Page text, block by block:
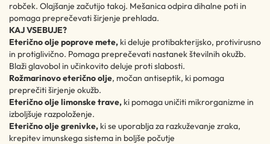
robček. Olajšanje začutijo takoj. Mešanica odpira dihalne poti in
pomaga preprečevati širjenje prehlada.
KAJ VSEBUJE?
Eterično olje poprove mete, ki deluje protibakterijsko, protivirusno
in protiglivično. Pomaga preprečevati nastanek številnih okužb.
Blaži glavobol in učinkovito deluje proti slabosti.
Rožmarinovo eterično olje, močan antiseptik, ki pomaga
preprečiti širjenje okužb.
Eterično olje limonske trave, ki pomaga uničiti mikrorganizme in
izboljšuje razpoloženje.
Eterično olje grenivke, ki se uporablja za razkuževanje zraka,
krepitev imunskega sistema in boljše počutje